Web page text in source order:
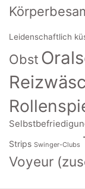
Leidenschaftlich
Obst
Strips Swinger-Clubs
Voyeur